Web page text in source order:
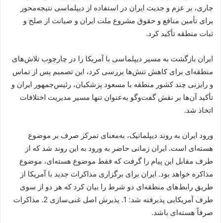
جاری، بر عزم و جدیت ایران در استفاده از دیپلماسی نتیجه‌محور
برای تأمین منافع و حقوق مشروع ملت ایران و صیانت از صلح و
ثبات منطقه تأکید کرد.
ایران بازگشت به مسیر دیپلماسی با آمریکا را در چارچوب تلاش‌های
منطقه‌ای برای کاهش تنش‌ها بررسی کرد، این تصمیم پس از تماس
و رایزنی چند کشور منطقه‌ با مسعود پزشکیان، رئیس‌جمهور ایران و
تأکید آن‌ها بر نقش گفت‌وگو به‌عنوان تنها مسیر مدیریت اختلافات
اتخاذ شد.
ورود ایران به روند دیپلماتیک، به‌معنای تمرکز صرف بر موضوع
هسته‌ای است. ایران زمانی حاضر به ورود به این روند شد که از
طرف مقابل این پیام را گرفت که فقط موضوع هسته‌ای، موضوع
مذاکره خواهد بود. ایران برای برگزاری مذاکرات جدید با آمریکا از
طریق رابط‌های منطقه‌ای دو شرط را بیان کرد که هر دو از سوی
طرف آمریکایی پذیرفته شد: 1. پذیرش اصل غنی‌سازی 2. مذاکرات
صرفاً هسته‌ای باشد.